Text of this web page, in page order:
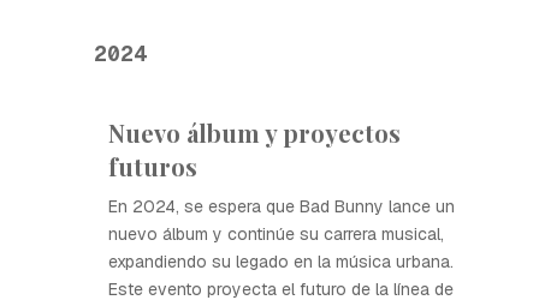
2024
Nuevo álbum y proyectos
futuros
En 2024, se espera que Bad Bunny lance un
nuevo álbum y continúe su carrera musical,
expandiendo su legado en la música urbana.
Este evento proyecta el futuro de la línea de